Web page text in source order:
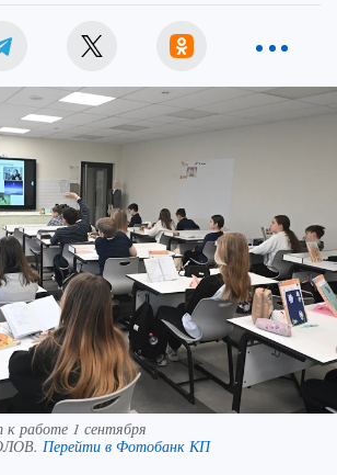
работе 1 сентября
Перейти в Фотобанк КП